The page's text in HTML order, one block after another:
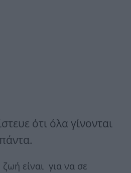
ότι όλα γίνονται
είναι για να σε